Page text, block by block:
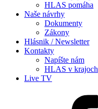
HLAS pomáha
Naše návrhy
Dokumenty
Zákony
Hlásnik / Newsletter
Kontakty
Napíšte nám
HLAS v krajoch
Live TV